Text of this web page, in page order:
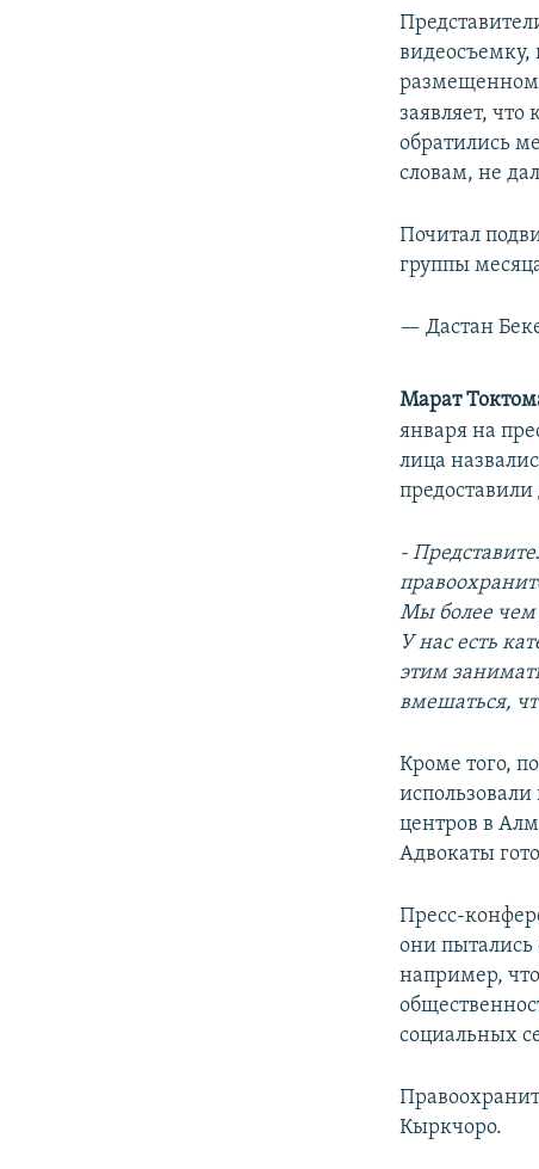
видеосъемку,
заявляет,
обратились
словам, не
Почитал
группы
— Дастан
Марат
января на
лица
-
Мы более чем
У нас есть
этим
вмешаться,
Кроме того,
использовали
центров в
Адвокаты
Пресс-
они пытались
например,
социальных
Кыркчоро.